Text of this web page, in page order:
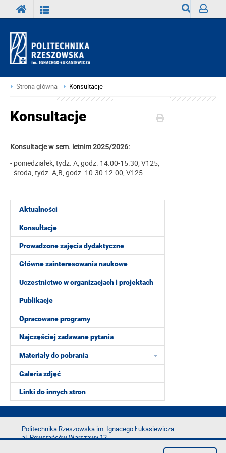
Strona główna Konsultacje
Aktualności
Konsultacje
Prowadzone zajęcia dydaktyczne
Główne zainteresowania naukowe
Uczestnictwo w organizacjach i projektach
Publikacje
Opracowane programy
Najczęściej zadawane pytania
Materiały do pobrania
Galeria zdjęć
Linki do innych stron
Konsultacje
Konsultacje w sem. letnim 2025/2026:
- poniedziałek, tydz. A, godz. 14.00-15.30, V125,
- środa, tydz. A,B, godz. 10.30-12.00, V125.
Politechnika Rzeszowska im. Ignacego Łukasiewicza
al. Powstańców Warszawy 12